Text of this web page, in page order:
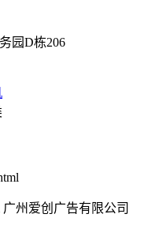
园D栋206
广州爱创广告有限公司